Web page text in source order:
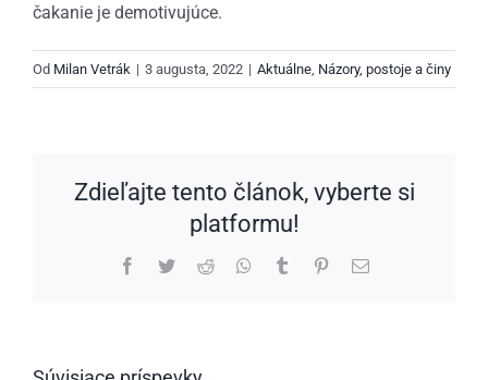
čakanie je demotivujúce.
Od Milan Vetrák | 3 augusta, 2022 | Aktuálne Názory, postoje a činy
Zdieľajte tento článok, vyberte si
platformu!
Facebook
TwitterReddit WhatsApp
Tumblr PinterestEmail